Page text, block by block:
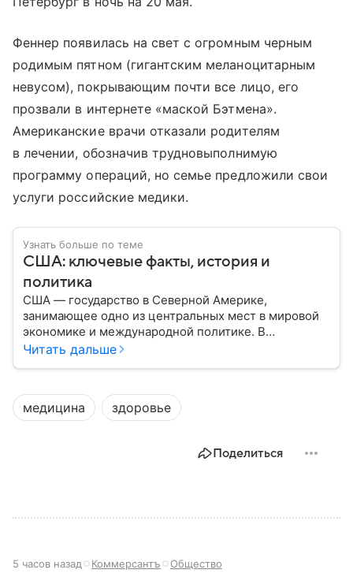
Феннер появилась на свет с огромным черным
родимым пятном (гигантским меланоцитарным
невусом), покрывающим почти все лицо, его
прозвали в интернете «маской Бэтмена».
Американские врачи отказали родителям
в лечении, обозначив трудновыполнимую
программу операций, но семье предложили свои
услуги российские медики.
Узнать больше по теме
США: ключевые факты, история и
политика
США — государство в Северной Америке,
занимающее одно из центральных мест в мировой
экономике и международной политике. В
материале — основные сведения об этой стране.
Читать дальше
медицина здоровье
Поделиться
5 часов назад Коммерсантъ Общество